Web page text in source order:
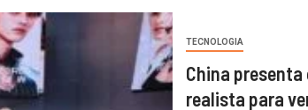
TECNOLOGIA
China
realista para